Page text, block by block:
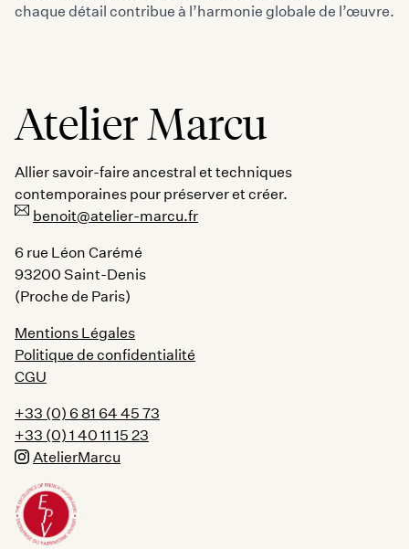
chaque détail contribue à l’harmonie globale de l’œuvre.
Atelier Marcu
Allier savoir-faire ancestral et techniques
contemporaines pour préserver et créer.
benoit@atelier-marcu.fr
6 rue Léon Carémé
93200 Saint-Denis
(Proche de Paris)
Mentions Légales
Politique de confidentialité
CGU
+33 (0) 6 81 64 45 73
+33 (0) 1 40 11 15 23
AtelierMarcu